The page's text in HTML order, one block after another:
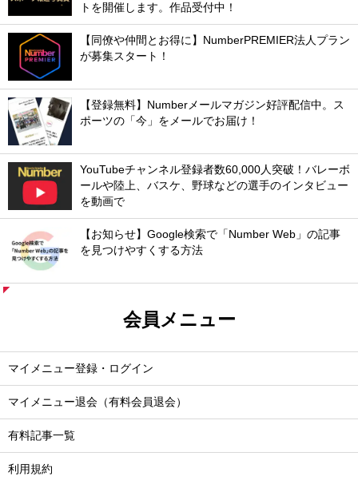
トを開催します。作品受付中！
【同僚や仲間とお得に】NumberPREMIER法人プラン
が募集スタート！
【登録無料】Numberメールマガジン好評配信中。ス
ポーツの「今」をメールでお届け！
YouTubeチャンネル登録者数60,000人突破！バレーボ
ールや陸上、バスケ、野球などの選手のインタビュー
を動画で
【お知らせ】Google検索で「Number Web」の記事
を見つけやすくする方法
会員メニュー
マイメニュー登録・ログイン
マイメニュー退会（有料会員退会）
有料記事一覧
利用規約